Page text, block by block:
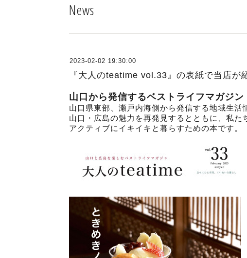
News
2023-02-02 19:30:00
『大人のteatime vol.33』の表紙で当店が
山口から発信するベストライフマガジ
山口県東部、瀬戸内海側から発信する地域生活
山口・広島の魅力を再発見するとともに、私た
アクティブにイキイキと暮らすための本です。